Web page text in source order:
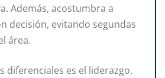
Además, acostumbra a
decisión, evitando segundas
área.
diferenciales es el liderazgo.